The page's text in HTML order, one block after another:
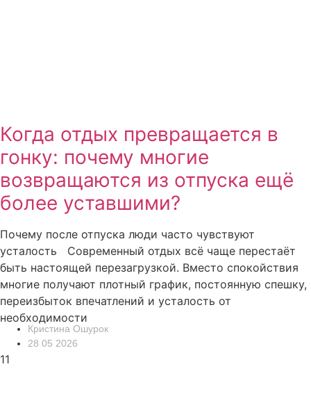
Когда отдых превращается в
гонку: почему многие
возвращаются из отпуска ещё
более уставшими?
Почему после отпуска люди часто чувствуют
усталость Современный отдых всё чаще перестаёт
быть настоящей перезагрузкой. Вместо спокойствия
многие получают плотный график, постоянную спешку,
переизбыток впечатлений и усталость от
необходимости
Кристина Ошурок
28 05 2026
11